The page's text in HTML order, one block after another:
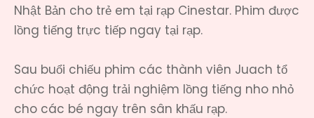
Nhật Bản cho trẻ em tại rạp Cinestar. Phim được
lồng tiếng trực tiếp ngay tại rạp.
Sau buổi chiếu phim các thành viên Juach tổ
chức hoạt động trải nghiệm lồng tiếng nho nhỏ
cho các bé ngay trên sân khấu rạp.